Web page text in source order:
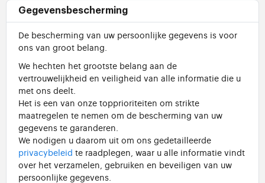
Gegevensbescherming
De bescherming van uw persoonlijke gegevens is voor
ons van groot belang.
We hechten het grootste belang aan de
vertrouwelijkheid en veiligheid van alle informatie die u
met ons deelt.
Het is een van onze topprioriteiten om strikte
maatregelen te nemen om de bescherming van uw
gegevens te garanderen.
We nodigen u daarom uit om ons gedetailleerde
privacybeleid te raadplegen, waar u alle informatie vindt
over het verzamelen, gebruiken en beveiligen van uw
persoonlijke gegevens.